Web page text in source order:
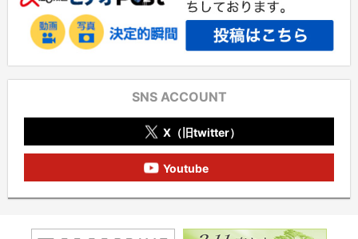
SNS ACCOUNT
X（旧twitter）
Youtube